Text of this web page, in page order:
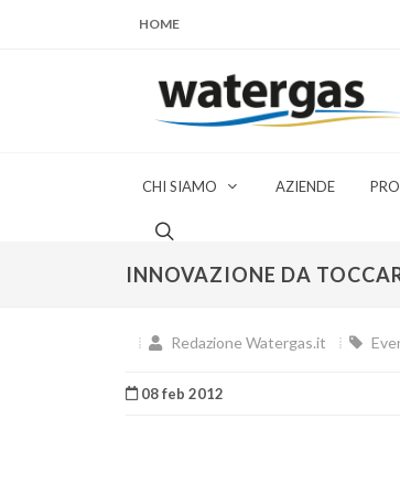
HOME
CHI SIAMO AZIENDE
INNOVAZIONE DA
Redazione Watergas.it
08 feb 2012